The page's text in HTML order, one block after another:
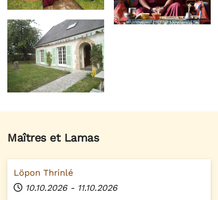
AGRANDIR
Maîtres et Lamas
Löpon Thrinlé
10.10.2026 - 11.10.2026